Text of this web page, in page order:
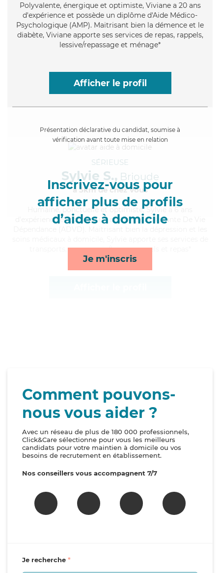
Polyvalente, énergique et optimiste, Viviane a 20 ans
d'expérience et possède un diplôme d'Aide Médico-
Psychologique (AMP). Maitrisant bien la démence et le
diabète, Viviane apporte ses services de repas, rappels,
lessive/repassage et ménage*
Afficher le profil
Présentation déclarative du candidat, soumise à
vérification avant toute mise en relation
Inscrivez-vous pour
afficher plus de profils
d’aides à domicile
Je m'inscris
SÉRIEUSE
Sylvie S., Brioude
à 5km de chez Vous
, ponctuelle et optimiste, Sylvie a 6 ans
d'expérience et possède un diplôme d'Assistante De Vie
transports, compagnie/loisirs, rappels et repas*
Comment pouvons-
nous vous aider ?
Avec un réseau de plus de 180 000 professionnels,
Click&Care sélectionne pour vous les meilleurs
candidats pour votre maintien à domicile ou vos
besoins de recrutement en établissement.
Nos conseillers vous accompagnent 7/7
Je recherche